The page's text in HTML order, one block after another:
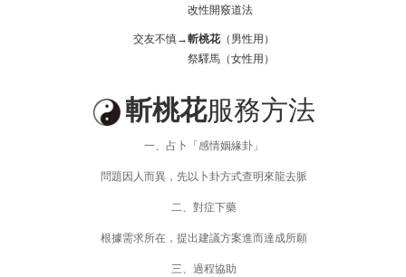
改性開竅道法
交友不慎→斬桃花（男性用）
祭驛馬（女性用）
斬桃花服務方法
一、占卜「感情姻緣卦」
問題因人而異，先以卜卦方式查明來龍去脈
二、對症下藥
根據需求所在，提出建議方案進而達成所願
三、過程協助